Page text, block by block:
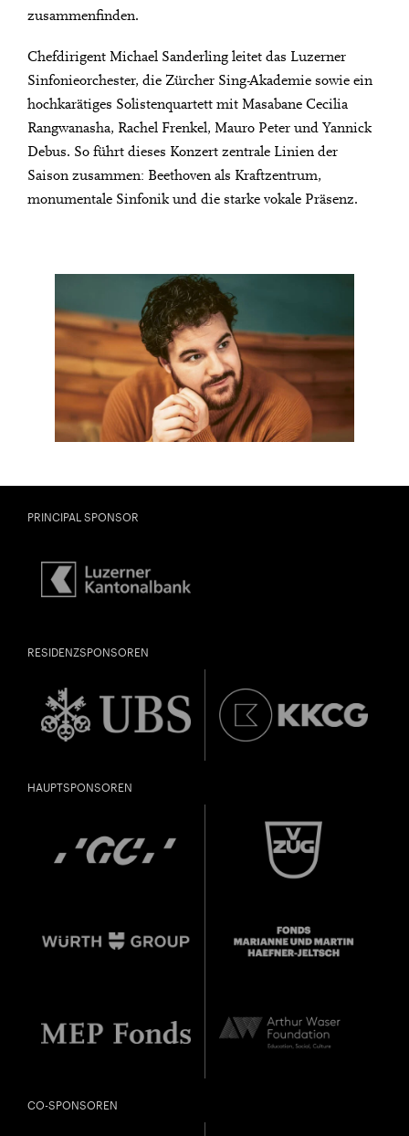
ODE AN DIE FREUDE – BEETHOVEN 9
DIESE VERANSTALTUNG WEITEREMPFEHLEN
Gefällt Ihnen diese Veranstaltung? Machen Sie
Freunde oder Bekannte via E-Mail oder Facebook-
Sharing darauf aufmerksam.
zusammenfinden.
Chefdirigent Michael Sanderling leitet das Luzerner
Sinfonieorchester, die Zürcher Sing-Akademie sowie ein
hochkarätiges Solistenquartett mit Masabane Cecilia
Rangwanasha, Rachel Frenkel, Mauro Peter und Yannick
Debus. So führt dieses Konzert zentrale Linien der
Saison zusammen: Beethoven als Kraftzentrum,
monumentale Sinfonik und die starke vokale Präsenz.
U28
U28 bedeutet: Jahrgang 1998
oder jünger.
Thomas und Doris
Ammann Stiftung
Geburtsdatum:
PRINCIPAL SPONSOR
RESIDENZSPONSOREN
HAUPTSPONSOREN
CO-SPONSOREN